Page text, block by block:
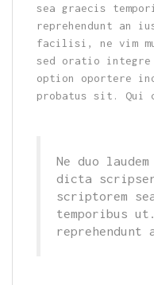
sea graecis
reprehendunt an
facilisi, ne vim
sed oratio
option oportere
probatus sit. Qui
Ne duo
dicta
scriptorem
temporibus
reprehendunt